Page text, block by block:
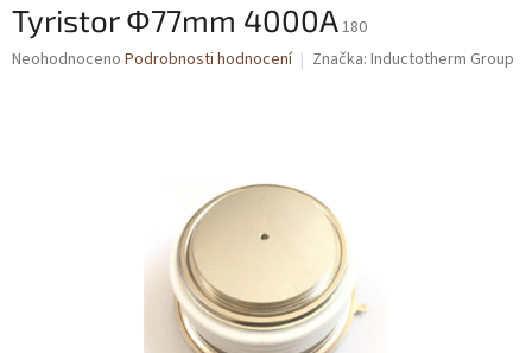
Tyristor Φ77mm 4000A180
Průměrné
Neohodnoceno Podrobnosti hodnocení Značka: Inductotherm Group